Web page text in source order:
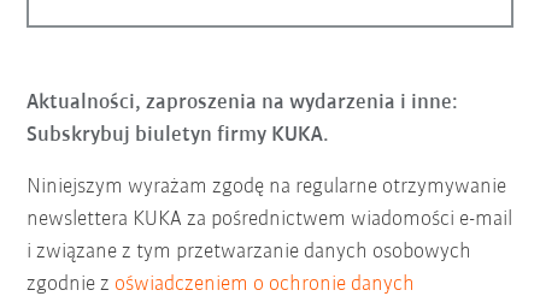
Aktualności, zaproszenia na wydarzenia i inne:
Subskrybuj biuletyn firmy KUKA.
Niniejszym wyrażam zgodę na regularne otrzymywanie
newslettera KUKA za pośrednictwem wiadomości e-mail
i związane z tym przetwarzanie danych osobowych
zgodnie z oświadczeniem o ochronie danych